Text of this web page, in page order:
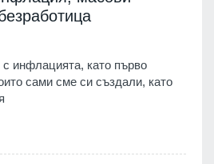
инфлацията, като първо
сами сме си създали, като